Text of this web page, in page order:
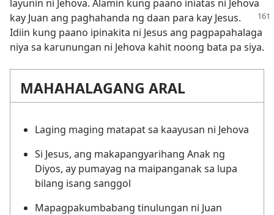
layunin ni Jehova. Alamin kung paano iniatas ni Jehova
kay Juan ang paghahanda ng daan para kay Jesus.
Idiin kung paano ipinakita ni Jesus ang pagpapahalaga
niya sa karunungan ni Jehova kahit noong bata pa siya.
MAHAHALAGANG ARAL
Laging maging matapat sa kaayusan ni Jehova
Si Jesus, ang makapangyarihang Anak ng
Diyos, ay pumayag na maipanganak sa lupa
bilang isang sanggol
Mapagpakumbabang tinulungan ni Juan